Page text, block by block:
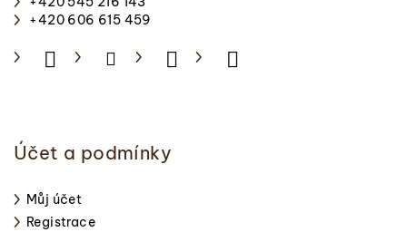
+420 606 615 459
Účet a podmínky
Můj účet
Registrace